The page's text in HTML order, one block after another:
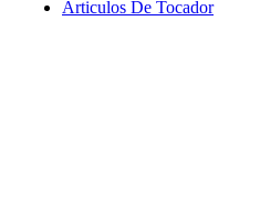
Articulos De Tocador